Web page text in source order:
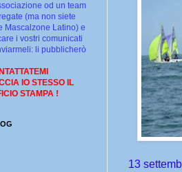
13
od un team
(ma non siete
Mascalzone Latino) e
i vostri comunicati
li pubblicherò
IO STESSO IL
STAMPA !